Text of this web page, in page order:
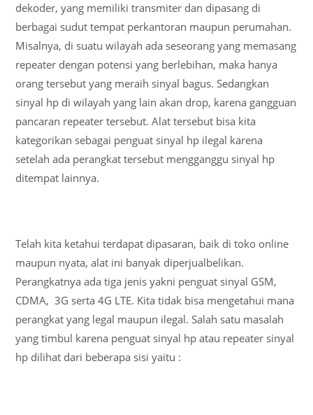
dekoder, yang memiliki transmiter dan dipasang di
berbagai sudut tempat perkantoran maupun perumahan.
Misalnya, di suatu wilayah ada seseorang yang memasang
repeater dengan potensi yang berlebihan, maka hanya
orang tersebut yang meraih sinyal bagus. Sedangkan
sinyal hp di wilayah yang lain akan drop, karena gangguan
pancaran repeater tersebut. Alat tersebut bisa kita
kategorikan sebagai penguat sinyal hp ilegal karena
setelah ada perangkat tersebut mengganggu sinyal hp
ditempat lainnya.
Telah kita ketahui terdapat dipasaran, baik di toko online
maupun nyata, alat ini banyak diperjualbelikan.
Perangkatnya ada tiga jenis yakni penguat sinyal GSM,
CDMA, 3G serta 4G LTE. Kita tidak bisa mengetahui mana
perangkat yang legal maupun ilegal. Salah satu masalah
yang timbul karena penguat sinyal hp atau repeater sinyal
hp dilihat dari beberapa sisi yaitu :